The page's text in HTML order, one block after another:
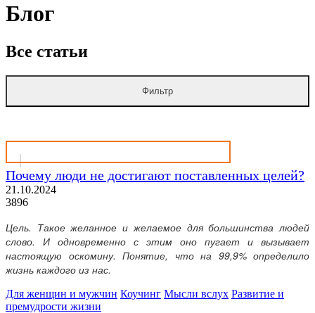
Блог
Все статьи
Фильтр
Почему люди не достигают поставленных целей?
21.10.2024
3896
Цель. Такое желанное и желаемое для большинства людей
слово. И одновременно с этим оно пугает и вызывает
настоящую оскомину. Понятие, что на 99,9% определило
жизнь каждого из нас.
Для женщин и мужчин Коучинг Мысли вслух Развитие и
премудрости жизни